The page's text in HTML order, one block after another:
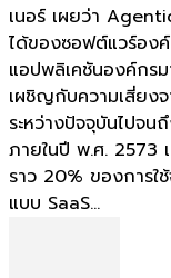
เนอร์ เผยว่า
ได้ของซอฟต์แวร์องค์
แอปพลิเคชันองค์กร
เผชิญกับความเสี่ยง
ระหว่างปัจจุบันไปจ
ภายในปี พ.ศ. 2573
ราว 20% ของการใ
แบบ SaaS...